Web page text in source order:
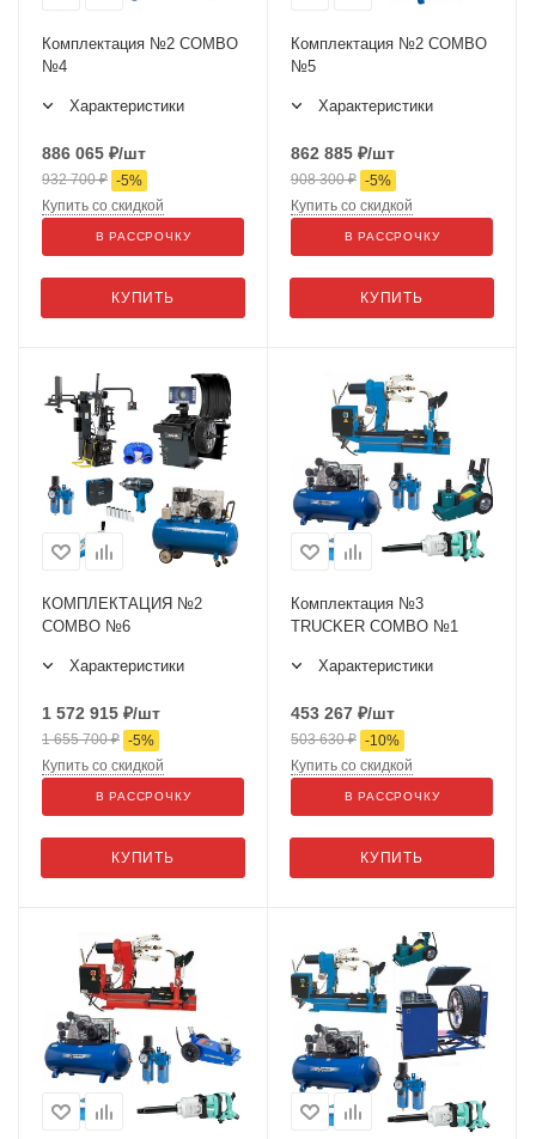
Комплектация №2 COMBO
№4
Характеристики
886 065 ₽/шт
932 700₽ -5%
КУПИТЬ
Купить со скидкой
В РАССРОЧКУ
Комплектация №2 COMBO
№5
Характеристики
862 885 ₽/шт
908 300₽ -5%
КУПИТЬ
Купить со скидкой
В РАССРОЧКУ
КОМПЛЕКТАЦИЯ №2
COMBO №6
Характеристики
1 572 915 ₽/шт
1 655 700₽ -5%
КУПИТЬ
Купить со скидкой
В РАССРОЧКУ
Комплектация №3
TRUCKER COMBO №1
Характеристики
453 267 ₽/шт
503 630₽ -10%
КУПИТЬ
Купить со скидкой
В РАССРОЧКУ